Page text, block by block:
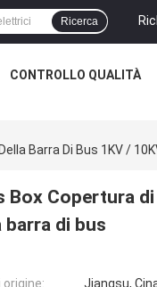
Ricerca
CONTROLLO QUALITÀ
Barra Di Bus 1KV /
Copertura
barra di bus
origine:
Jiangsu,